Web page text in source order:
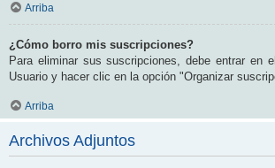
Arriba
¿Cómo borro mis suscripciones?
Para eliminar sus suscripciones, debe entrar en
Usuario y hacer clic en la opción "Organizar
Arriba
Archivos Adjuntos